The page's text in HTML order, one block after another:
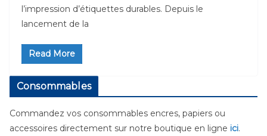
l’impression d’étiquettes durables. Depuis le
lancement de la
Read More
Consommables
Commandez vos consommables encres, papiers ou
accessoires directement sur notre boutique en ligne ici.